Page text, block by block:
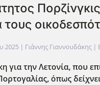
τους
2025 | Γιάννης Γιαννουδάκης |
για την Λετονία, που
όπως